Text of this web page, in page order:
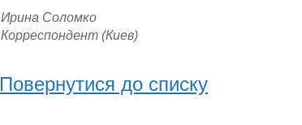
Ирина Соломко
Корреспондент (Киев)
Повернутися до списку